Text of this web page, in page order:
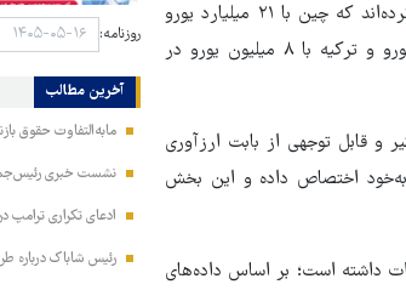
کشورهای عضو اتحادیه اروپا حدود ۶۹ میلیارد یورو لباس از خارج از این اتحادیه وارد کرده‌اند که چین با ۲۱ میلیارد یورو
بزرگترین مبدا این پوشاک صادراتی بوده است. پس از آن نیز بنگلادش با ۱۲ میلیون یورو و ترکیه با ۸ میلیون یورو در
قابل توجهی از بابت ارزآوری
اختصاص داده و این بخش
نخست سال ۲۰۲۳؛ ۵.۲ میلیارد دلار صادرات داشته است؛ بر اساس داده‌های
روزنامه:
آخرین مطالب
مابه‌التفاوت حقوق
نشست خبری
ادعای تکراری ترامپ
رئیس شاباک درباره